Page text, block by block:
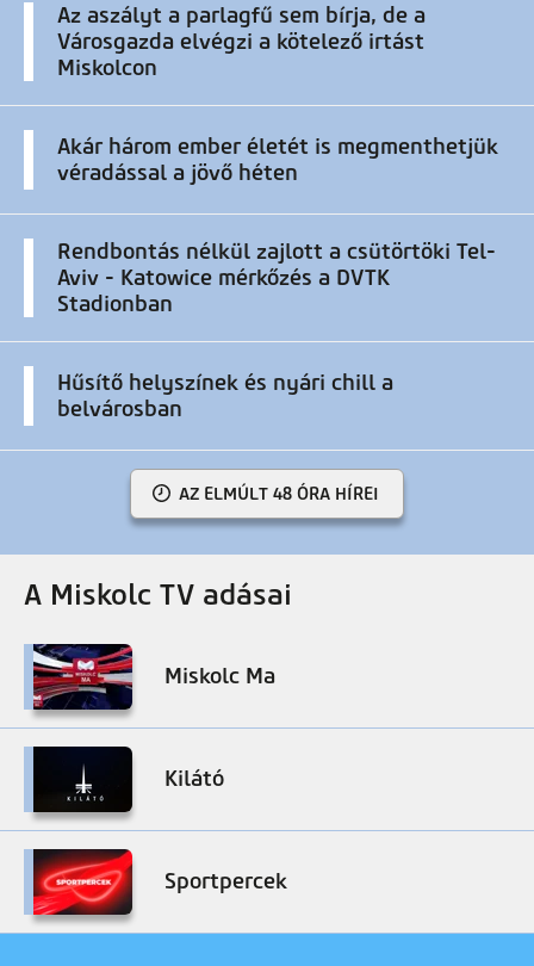
Az aszályt a parlagfű sem bírja, de a
Városgazda elvégzi a kötelező irtást
Miskolcon
Akár három ember életét is megmenthetjük
véradással a jövő héten
Rendbontás nélkül zajlott a csütörtöki Tel-
Aviv - Katowice mérkőzés a DVTK
Stadionban
Hűsítő helyszínek és nyári chill a
belvárosban
AZ ELMÚLT 48 ÓRA HÍREI
A Miskolc TV adásai
Miskolc Ma
Kilátó
Sportpercek